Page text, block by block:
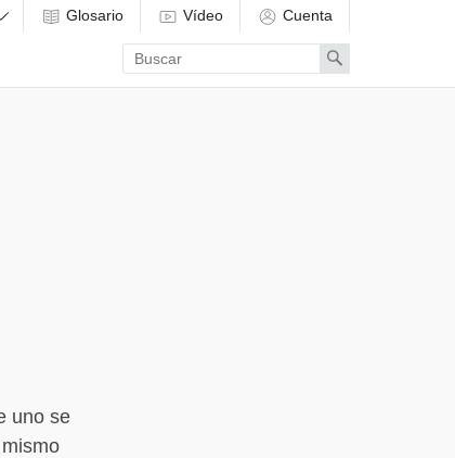
Glosario Vídeo Cuenta
Enter
search
term
Search
uno se